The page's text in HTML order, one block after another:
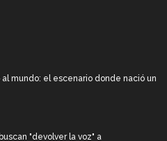
al mundo: el escenario donde nació un
"devolver la voz" a